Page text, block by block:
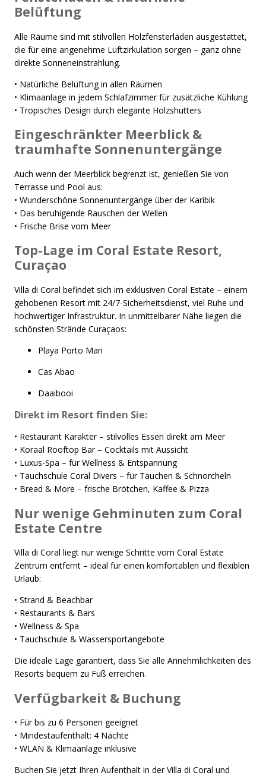
Belüftung
Alle Räume sind mit stilvollen Holzfensterläden ausgestattet,
die für eine angenehme Luftzirkulation sorgen – ganz ohne
direkte Sonneneinstrahlung.
• Natürliche Belüftung in allen Räumen
• Klimaanlage in jedem Schlafzimmer für zusätzliche Kühlung
• Tropisches Design durch elegante Holzshutters
Eingeschränkter Meerblick &
traumhafte Sonnenuntergänge
Auch wenn der Meerblick begrenzt ist, genießen Sie von
Terrasse und Pool aus:
• Wunderschöne Sonnenuntergänge über der Karibik
• Das beruhigende Rauschen der Wellen
• Frische Brise vom Meer
Top-Lage im Coral Estate Resort,
Curaçao
Villa di Coral befindet sich im exklusiven Coral Estate – einem
gehobenen Resort mit 24/7-Sicherheitsdienst, viel Ruhe und
hochwertiger Infrastruktur. In unmittelbarer Nähe liegen die
schönsten Strände Curaçaos:
Playa Porto Mari
Cas Abao
Daaibooi
Direkt im Resort finden Sie:
• Restaurant Karakter – stilvolles Essen direkt am Meer
• Koraal Rooftop Bar – Cocktails mit Aussicht
• Luxus-Spa – für Wellness & Entspannung
• Tauchschule Coral Divers – für Tauchen & Schnorcheln
• Bread & More – frische Brötchen, Kaffee & Pizza
Nur wenige Gehminuten zum Coral
Estate Centre
Villa di Coral liegt nur wenige Schritte vom Coral Estate
Zentrum entfernt – ideal für einen komfortablen und flexiblen
Urlaub:
• Strand & Beachbar
• Restaurants & Bars
• Wellness & Spa
• Tauchschule & Wassersportangebote
Die ideale Lage garantiert, dass Sie alle Annehmlichkeiten des
Resorts bequem zu Fuß erreichen.
Verfügbarkeit & Buchung
• Für bis zu 6 Personen geeignet
• Mindestaufenthalt: 4 Nächte
• WLAN & Klimaanlage inklusive
Buchen Sie jetzt Ihren Aufenthalt in der Villa di Coral und